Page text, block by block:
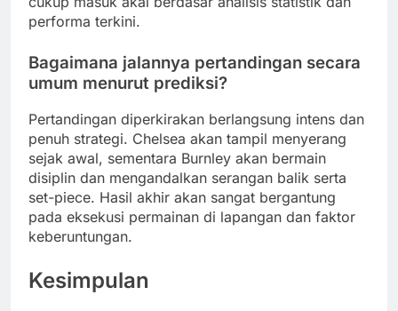
performa terkini.
Bagaimana jalannya pertandingan secara
umum menurut prediksi?
Pertandingan diperkirakan berlangsung intens dan
penuh strategi. Chelsea akan tampil menyerang
sejak awal, sementara Burnley akan bermain
disiplin dan mengandalkan serangan balik serta
set-piece. Hasil akhir akan sangat bergantung
pada eksekusi permainan di lapangan dan faktor
keberuntungan.
Kesimpulan